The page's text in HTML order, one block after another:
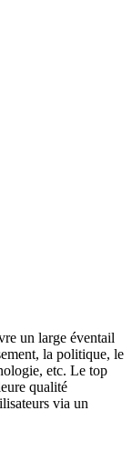
un large éventail
la politique, le
etc. Le top
qualité
via un